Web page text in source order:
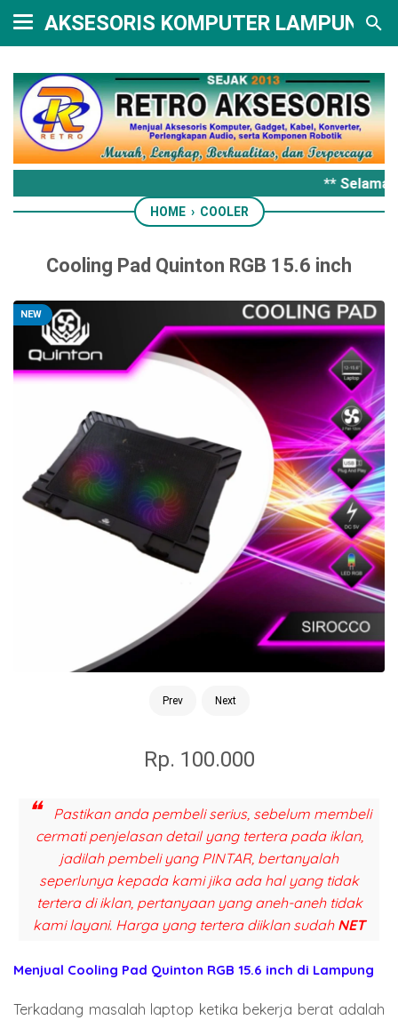
AKSESORIS KOMPUTER LAMPUNG
** Selamat
HOME › COOLER
Cooling Pad Quinton RGB 15.6 inch
NEW
Prev Next
Rp. 100.000
Pastikan anda pembeli serius, sebelum membeli
cermati penjelasan detail yang tertera pada iklan,
jadilah pembeli yang PINTAR, bertanyalah
seperlunya kepada kami jika ada hal yang tidak
tertera di iklan, pertanyaan yang aneh-aneh tidak
kami layani. Harga yang tertera diiklan sudah NET
Menjual Cooling Pad Quinton RGB 15.6 inch di Lampung
Terkadang masalah laptop ketika bekerja berat adalah